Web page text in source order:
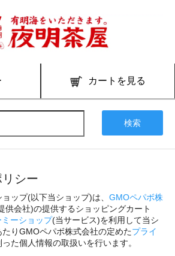
カートを見る
検索
シー
ップ(以下当ショップ)は、 GMOペパボ株
供会社)の提供するショッピングカート
ミーショップ(当サービス)を利用して当シ
りGMOペパボ株式会社の定めたプライ
った個人情報の取扱いを行います。